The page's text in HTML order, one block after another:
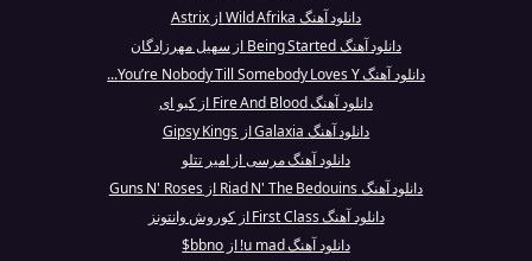
دانلود آهنگ Wild Afrika از Astrix
دانلود آهنگ Being Started از سهیل مهرزادگان
دانلود آهنگ You’re Nobody Till Somebody Loves Y...
دانلود آهنگ Fire And Blood از کیو ای
دانلود آهنگ Galaxia از Gipsy Kings
دانلود آهنگ مرسی از امیر تتلو
دانلود آهنگ Riad N' The Bedouins از Guns N' Roses
دانلود آهنگ First Class از کوروش وانتونز
دانلود آهنگ u mad! از bbno$